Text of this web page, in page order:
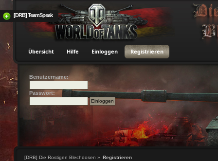
[DRB] TeamSpeak
Übersicht Hilfe Einloggen Registrieren
Benutzername:
Passwort:
[DRB] Die Rostigen Blechdosen » Registrieren